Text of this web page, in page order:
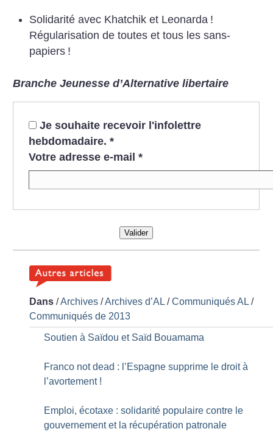
Solidarité avec Khatchik et Leonarda !
Régularisation de toutes et tous les sans-
papiers !
Branche Jeunesse d’Alternative libertaire
Je souhaite recevoir l'infolettre
hebdomadaire. *
Votre adresse e-mail *
Valider
Dans /Archives /Archives d’AL /Communiqués AL /
Communiqués de 2013
Soutien à Saïdou et Saïd Bouamama
Franco not dead : l’Espagne supprime le droit à
l’avortement !
Emploi, écotaxe : solidarité populaire contre le
gouvernement et la récupération patronale